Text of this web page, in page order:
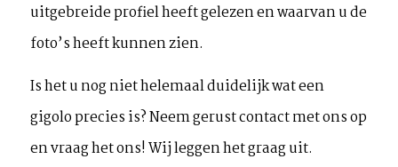
uitgebreide profiel heeft gelezen en waarvan u de
foto’s heeft kunnen zien.
Is het u nog niet helemaal duidelijk wat een
gigolo precies is? Neem gerust contact met ons op
en vraag het ons! Wij leggen het graag uit.